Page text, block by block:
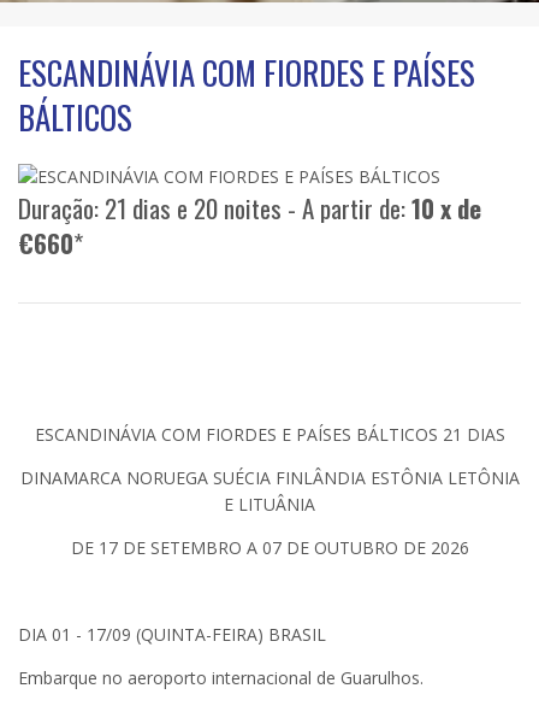
ESCANDINÁVIA COM FIORDES E PAÍSES
BÁLTICOS
Duração: 21 dias e 20 noites - A partir de:10 x de
€660*
ESCANDINÁVIA COM FIORDES E PAÍSES BÁLTICOS 21 DIAS
DINAMARCA NORUEGA SUÉCIA FINLÂNDIA ESTÔNIA LETÔNIA
E LITUÂNIA
DE 17 DE SETEMBRO A 07 DE OUTUBRO DE 2026
DIA 01 - 17/09 (QUINTA-FEIRA) BRASIL
Embarque no aeroporto internacional de Guarulhos.